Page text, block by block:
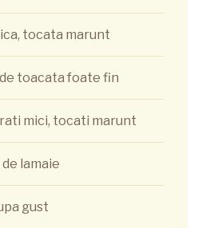
tocata marunt
toacata foate fin
mici, tocati marunt
lamaie
gust